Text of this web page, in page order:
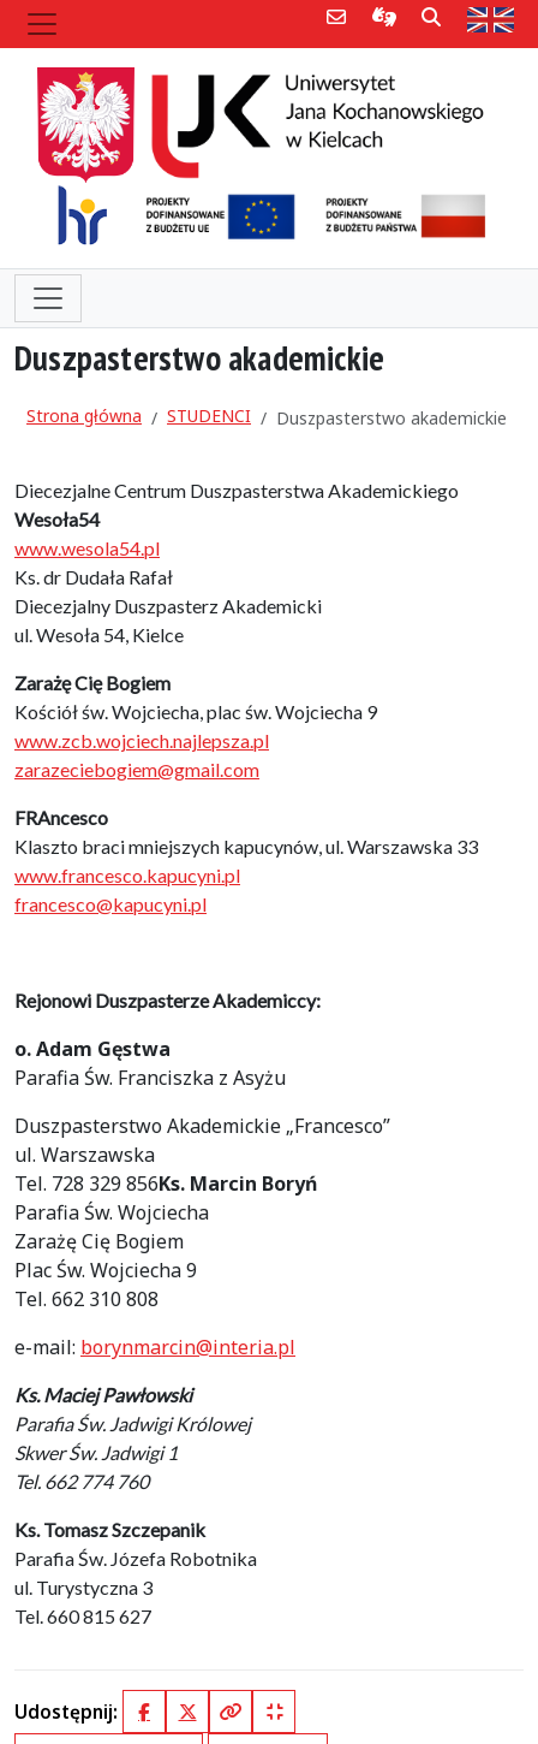
Poczta e-mailInformacje dla
Szukaj
Duszpasterstwo akademickie
Strona główna STUDENCI Duszpasterstwo akademickie
Diecezjalne Centrum Duszpasterstwa Akademickiego
Wesoła54
www.wesola54.pl
Ks. dr Dudała Rafał
Diecezjalny Duszpasterz Akademicki
ul. Wesoła 54, Kielce
Zarażę Cię Bogiem
Kościół św. Wojciecha, plac św. Wojciecha 9
www.zcb.wojciech.najlepsza.pl
zarazeciebogiem@gmail.com
FRAncesco
Klaszto braci mniejszych kapucynów, ul. Warszawska 33
www.francesco.kapucyni.pl
francesco@kapucyni.pl
Rejonowi Duszpasterze Akademiccy:
o. Adam Gęstwa
Parafia Św. Franciszka z Asyżu
Duszpasterstwo Akademickie „Francesco”
ul. Warszawska
Tel. 728 329 856Ks. Marcin Boryń
Parafia Św. Wojciecha
Zarażę Cię Bogiem
Plac Św. Wojciecha 9
Tel. 662 310 808
e-mail: borynmarcin@interia.pl
Ks. Maciej Pawłowski
Parafia Św. Jadwigi Królowej
Skwer Św. Jadwigi 1
Tel. 662 774 760
Ks. Tomasz Szczepanik
Parafia Św. Józefa Robotnika
ul. Turystyczna 3
Tel. 660 815 627
Udostępnij: FacebookX (Twitter)
Kopiuj pełny link
Kopiuj krótki link